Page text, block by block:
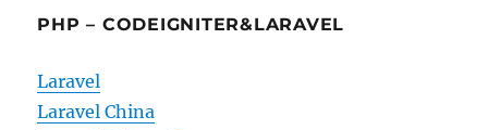
PHP – CODEIGNITER&LARAVEL
Laravel
Laravel China